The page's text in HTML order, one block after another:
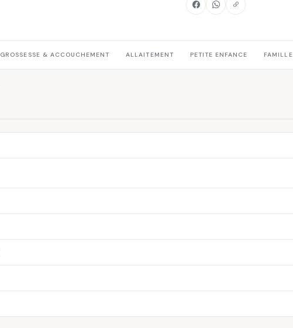
GROSSESSE & ACCOUCHEMENT ALLAITEMENT PETITE ENFANCE FAMILLE